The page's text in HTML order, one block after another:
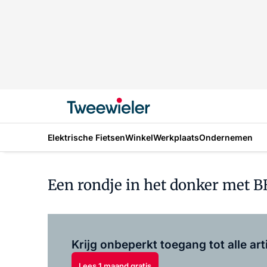
Elektrische FietsenWinkelWerkplaatsOndernemen
Een rondje in het donker met
Krijg onbeperkt toegang tot alle